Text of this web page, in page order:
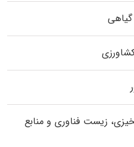
زیست فناوری و منابع